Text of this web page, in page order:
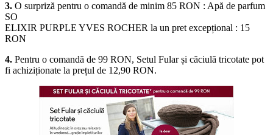
3. O surpriză pentru o comandă de minim 85 RON : Apă de parfum
SO
ELIXIR PURPLE YVES ROCHER la un pret excepțional : 15
RON
4. Pentru o comandă de 99 RON, Setul Fular și căciulă tricotate pot
fi achiziționate la prețul de 12,90 RON.